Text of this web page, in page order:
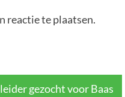
reactie te plaatsen.
gezocht voor Baas